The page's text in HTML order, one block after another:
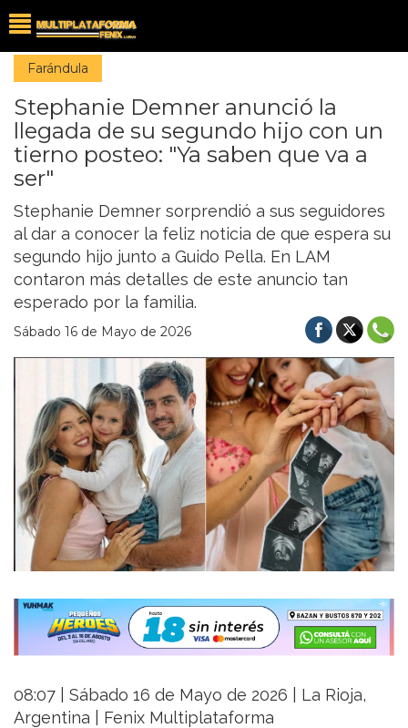
Farándula
Stephanie Demner anunció la
llegada de su segundo hijo con un
tierno posteo: "Ya saben que va a
ser"
Stephanie Demner sorprendió a sus seguidores
al dar a conocer la feliz noticia de que espera su
segundo hijo junto a Guido Pella. En LAM
contaron más detalles de este anuncio tan
esperado por la familia.
Sábado 16 de Mayo de 2026
08:07 | Sábado 16 de Mayo de 2026 | La Rioja,
Argentina | Fenix Multiplataforma